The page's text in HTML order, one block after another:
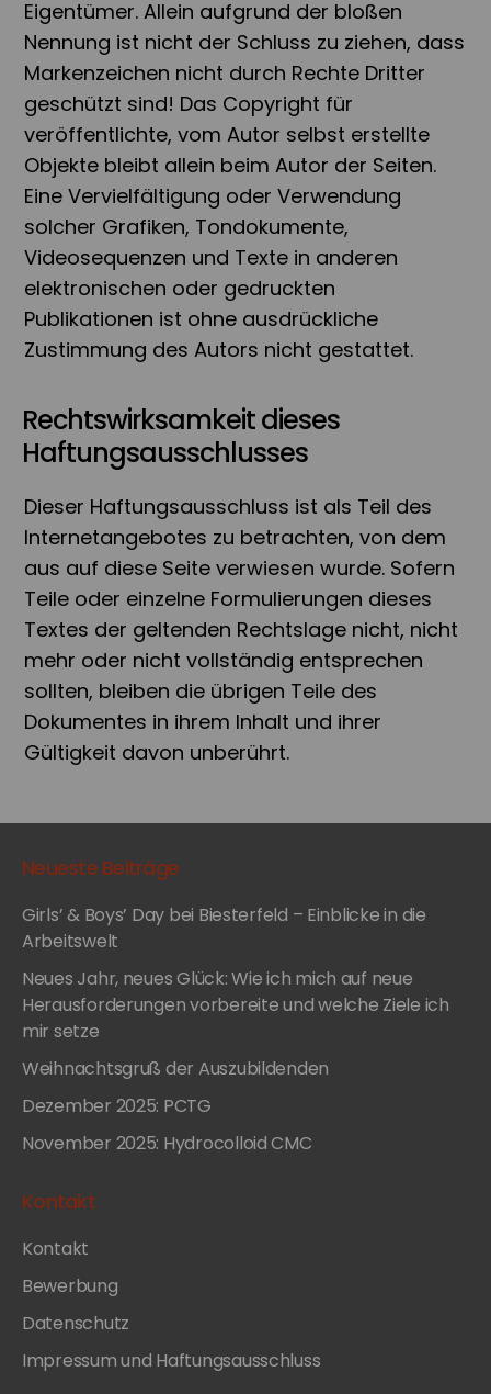
Eigentümer. Allein aufgrund der bloßen
Nennung ist nicht der Schluss zu ziehen, dass
Markenzeichen nicht durch Rechte Dritter
geschützt sind! Das Copyright für
veröffentlichte, vom Autor selbst erstellte
Objekte bleibt allein beim Autor der Seiten.
Eine Vervielfältigung oder Verwendung
solcher Grafiken, Tondokumente,
Videosequenzen und Texte in anderen
elektronischen oder gedruckten
Publikationen ist ohne ausdrückliche
Zustimmung des Autors nicht gestattet.
Rechtswirksamkeit dieses
Haftungsausschlusses
Dieser Haftungsausschluss ist als Teil des
Internetangebotes zu betrachten, von dem
aus auf diese Seite verwiesen wurde. Sofern
Teile oder einzelne Formulierungen dieses
Textes der geltenden Rechtslage nicht, nicht
mehr oder nicht vollständig entsprechen
sollten, bleiben die übrigen Teile des
Dokumentes in ihrem Inhalt und ihrer
Gültigkeit davon unberührt.
Neueste Beiträge
Girls’ & Boys’ Day bei Biesterfeld – Einblicke in die
Arbeitswelt
Neues Jahr, neues Glück: Wie ich mich auf neue
Herausforderungen vorbereite und welche Ziele ich
mir setze
Weihnachtsgruß der Auszubildenden
Dezember 2025: PCTG
November 2025: Hydrocolloid CMC
Kontakt
Kontakt
Bewerbung
Datenschutz
Impressum und Haftungsausschluss